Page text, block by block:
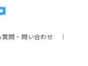
質問・問い合わせ ｜